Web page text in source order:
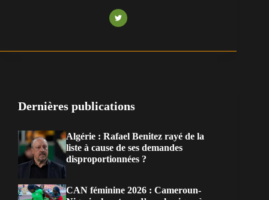
Dernières publications
Algérie : Rafael Benitez rayé de la
liste à cause de ses demandes
disproportionnées ?
CAN féminine 2026 : Cameroun-